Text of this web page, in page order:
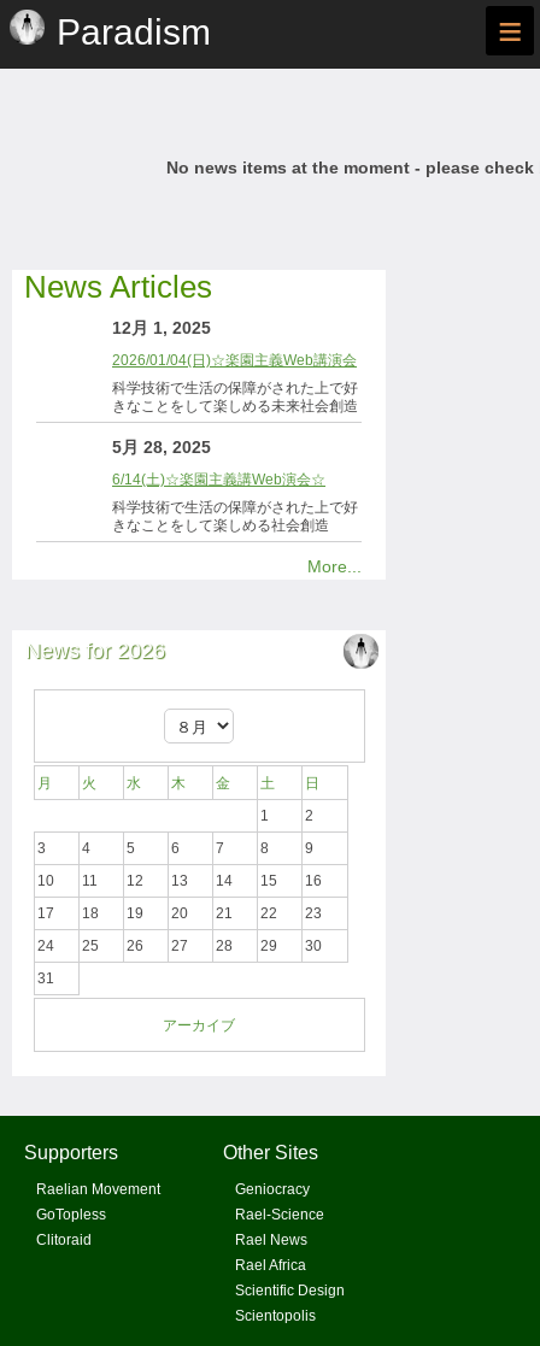
Paradism ≡
No news items at the moment - please
News Articles
12月 1, 2025
2026/01/04(日)☆楽園主義Web講演会
科学技術で生活の保障がされた上で好
きなことをして楽しめる未来社会創造
5月 28, 2025
6/14(土)☆楽園主義講Web演会☆
科学技術で生活の保障がされた上で好
きなことをして楽しめる社会創造
More...
News for 2026
月 火 水 木 金 土
日
1
2
3
4 5 6 7 8
9
10
11 12 13 14 15
16
17
18 19 20 21 22
23
24
25 26 27 28 29
30
31
アーカイブ
Supporters
Raelian Movement
GoTopless
Clitoraid
Other Sites
Geniocracy
Rael-Science
Rael News
Rael Africa
Scientific Design
Scientopolis